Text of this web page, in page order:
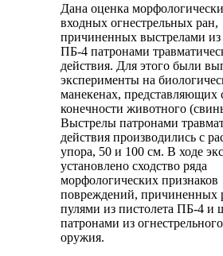
Дана оценка
входных огнестрельных ран,
причиненных выстрелами из
ПБ-4 патронами
действия. Для этого были
эксперименты на
манекенах, представляющих
конечности животного
Выстрелы патронами
действия производились с
упора, 50 и 100 см. В ходе
установлено сходство ряда
морфологических признаков
повреждений, причиненных
пулями из пистолета ПБ-4 и
патронами из
оружия.